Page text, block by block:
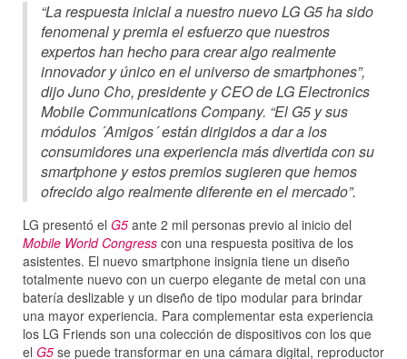
“La respuesta inicial a nuestro nuevo LG G5 ha sido
fenomenal y premia el esfuerzo que nuestros
expertos han hecho para crear algo realmente
innovador y único en el universo de smartphones”,
dijo Juno Cho, presidente y CEO de LG Electronics
Mobile Communications Company. “El G5 y sus
módulos ´Amigos´ están dirigidos a dar a los
consumidores una experiencia más divertida con su
smartphone y estos premios sugieren que hemos
ofrecido algo realmente diferente en el mercado”.
LG presentó el G5 ante 2 mil personas previo al inicio del
Mobile World Congress con una respuesta positiva de los
asistentes. El nuevo smartphone insignia tiene un diseño
totalmente nuevo con un cuerpo elegante de metal con una
batería deslizable y un diseño de tipo modular para brindar
una mayor experiencia. Para complementar esta experiencia
los LG Friends son una colección de dispositivos con los que
el G5 se puede transformar en una cámara digital, reproductor